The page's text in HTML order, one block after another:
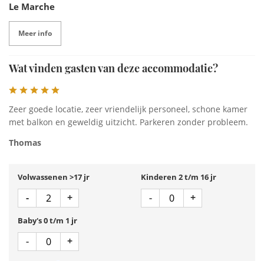
Le Marche
Meer info
Wat vinden gasten van deze accommodatie?
Zeer goede locatie, zeer vriendelijk personeel, schone kamer
met balkon en geweldig uitzicht. Parkeren zonder probleem.
Thomas
Volwassenen >17 jr
-Min 1 +Plus 1
Kinderen 2 t/m 16 jr
-Min 1 +Plus 1
Baby's 0 t/m 1 jr
-Min 1 +Plus 1